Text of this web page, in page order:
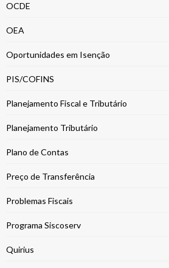
OCDE
OEA
Oportunidades em Isenção
PIS/COFINS
Planejamento Fiscal e Tributário
Planejamento Tributário
Plano de Contas
Preço de Transferência
Problemas Fiscais
Programa Siscoserv
Quirius